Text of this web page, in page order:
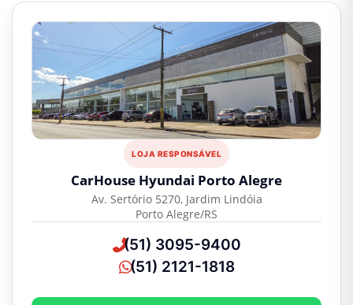
LOJA RESPONSÁVEL
CarHouse Hyundai Porto Alegre
Av. Sertório 5270, Jardim Lindóia
Porto Alegre/RS
(51) 3095-9400
(51) 2121-1818